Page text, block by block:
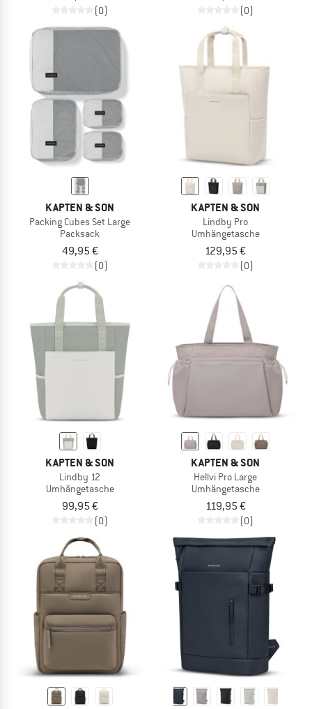
(0) (0)
KAPTEN & SON
Packing Cubes Set Large
Packsack
49,95 €
(0)
KAPTEN & SON
Lindby Pro
Umhängetasche
129,95 €
(0)
KAPTEN & SON
Lindby 12
Umhängetasche
99,95 €
(0)
KAPTEN & SON
Hellvi Pro Large
Umhängetasche
119,95 €
(0)